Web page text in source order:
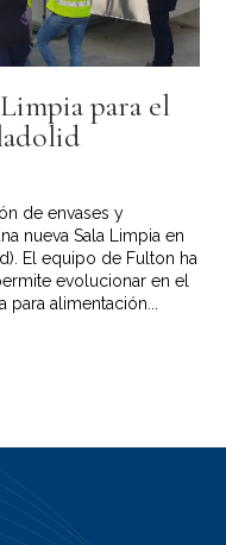
para el
de envases y
nueva Sala Limpia en
El equipo de Fulton ha
evolucionar en el
alimentación...